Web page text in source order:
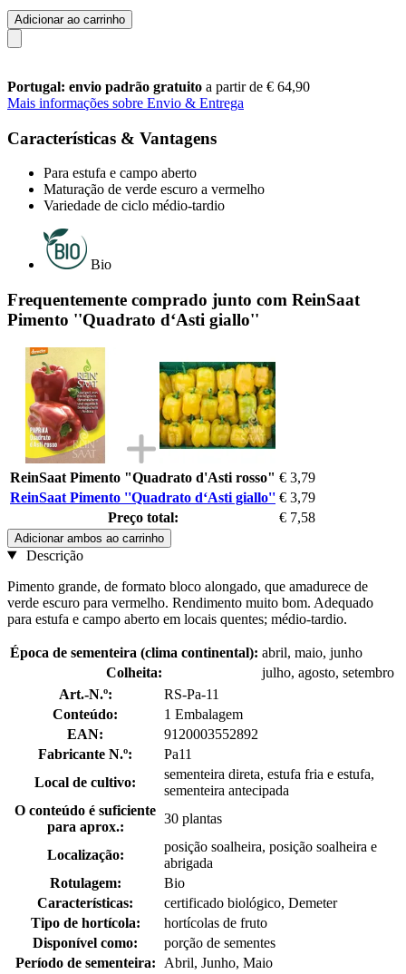
Adicionar ao carrinho
Portugal: envio padrão gratuito a partir de € 64,90
Mais informações sobre Envio & Entrega
Características & Vantagens
Para estufa e campo aberto
Maturação de verde escuro a vermelho
Variedade de ciclo médio-tardio
Bio
Frequentemente comprado junto com ReinSaat
Pimento ''Quadrato d‘Asti giallo''
ReinSaat Pimento "Quadrato d'Asti rosso" € 3,79
ReinSaat Pimento ''Quadrato d‘Asti giallo'' € 3,79
Preço total:
€ 7,58
Adicionar ambos ao carrinho
Descrição
Pimento grande, de formato bloco alongado, que amadurece de
verde escuro para vermelho. Rendimento muito bom. Adequado
para estufa e campo aberto em locais quentes; médio-tardio.
Época de sementeira (clima continental): abril, maio, junho
Colheita:
julho, agosto, setembro
Art.-N.º:
RS-Pa-11
Conteúdo:
1 Embalagem
EAN:
9120003552892
Fabricante N.º:
Pa11
Local de cultivo:
sementeira direta, estufa fria e estufa,
sementeira antecipada
O conteúdo é suficiente
para aprox.:
30 plantas
Localização:
posição soalheira, posição soalheira e
abrigada
Rotulagem:
Bio
Características:
certificado biológico, Demeter
Tipo de hortícola:
hortícolas de fruto
Disponível como:
porção de sementes
Período de sementeira:
Abril, Junho, Maio